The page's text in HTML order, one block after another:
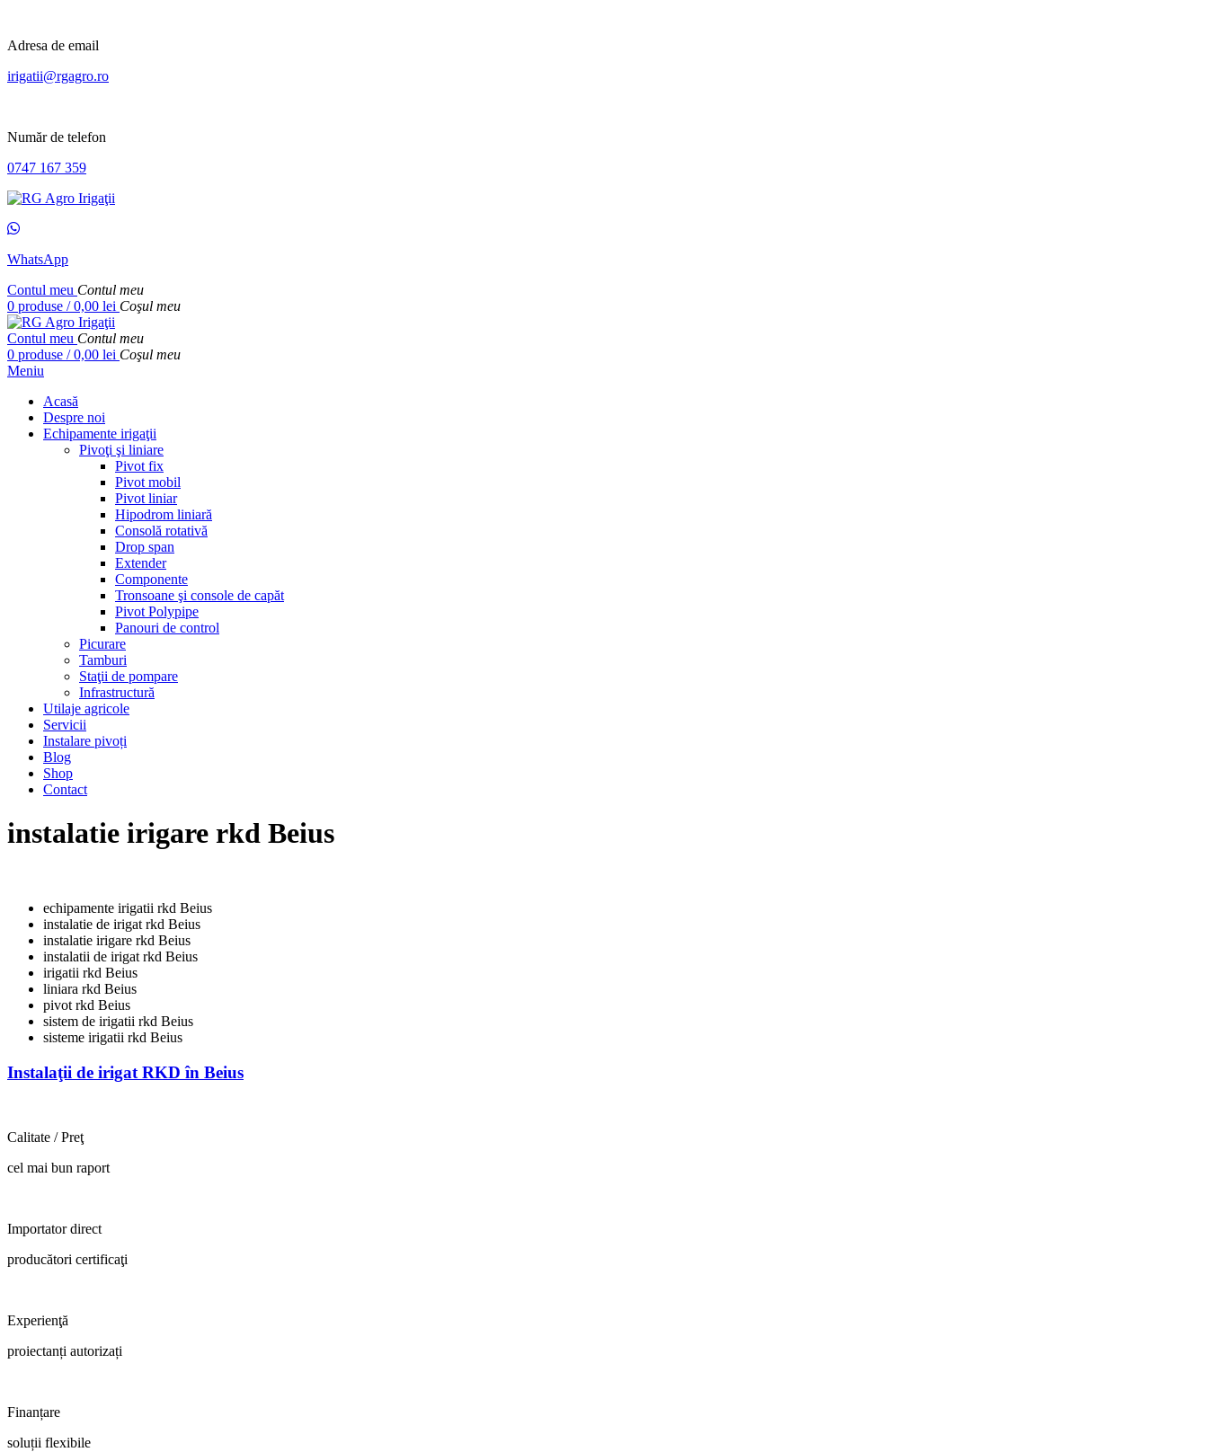
Adresa de email
irigatii@rgagro.ro
Număr de telefon
0747 167 359
WhatsApp
Contul meu Contul meu
0 produse / 0,00 lei Coşul meu
Contul meu Contul meu
0 produse / 0,00 lei Coşul meu
Meniu
Acasă
Despre noi
Echipamente irigaţii
Pivoţi şi liniare
Pivot fix
Pivot mobil
Pivot liniar
Hipodrom liniară
Consolă rotativă
Drop span
Extender
Componente
Tronsoane şi console de capăt
Pivot Polypipe
Panouri de control
Picurare
Tamburi
Staţii de pompare
Infrastructură
Utilaje agricole
Servicii
Instalare pivoți
Blog
Shop
Contact
instalatie irigare rkd Beius
echipamente irigatii rkd Beius
instalatie de irigat rkd Beius
instalatie irigare rkd Beius
instalatii de irigat rkd Beius
irigatii rkd Beius
liniara rkd Beius
pivot rkd Beius
sistem de irigatii rkd Beius
sisteme irigatii rkd Beius
Instalaţii de irigat RKD în Beius
Calitate / Preţ
cel mai bun raport
Importator direct
producători certificaţi
Experienţă
proiectanți autorizați
Finanțare
soluții flexibile